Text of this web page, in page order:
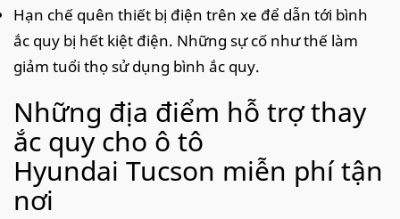
Hạn chế quên thiết bị điện trên xe để dẫn tới bình
ắc quy bị hết kiệt điện. Những sự cố như thế làm
giảm tuổi thọ sử dụng bình ắc quy.
Những địa điểm hỗ trợ thay
ắc quy cho ô tô
Hyundai Tucson miễn phí tận
nơi